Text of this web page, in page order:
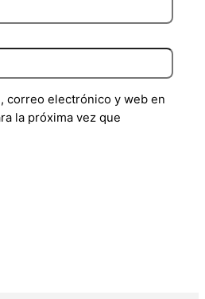
correo electrónico y web en
la próxima vez que